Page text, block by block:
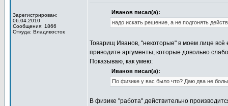
Зарегистрирован:
06.04.2010
Сообщения: 1866
Откуда: Владивосток
Иванов писал(а):
надо искать решение, а не подгонять
Товарищ Иванов, "некоторые" в моем лице
приводите аргументы, которые довольно
Показываю, как умею:
Иванов писал(а):
По физике у вас было что? Даю два не
В физике "работа" действительно